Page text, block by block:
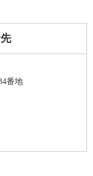
番地